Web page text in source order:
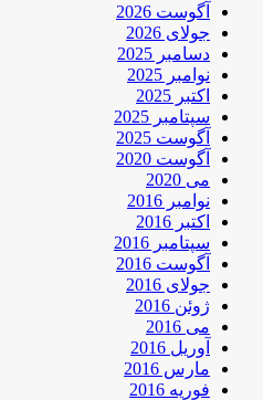
آگوست 2026
جولای 2026
دسامبر 2025
نوامبر 2025
اکتبر 2025
سپتامبر 2025
آگوست 2025
آگوست 2020
می 2020
نوامبر 2016
اکتبر 2016
سپتامبر 2016
آگوست 2016
جولای 2016
ژوئن 2016
می 2016
آوریل 2016
مارس 2016
فوریه 2016